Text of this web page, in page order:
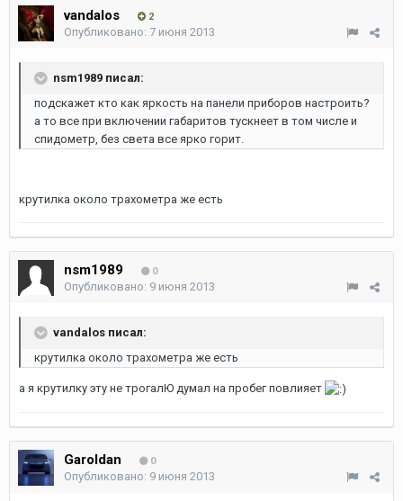
vandalos 2
Опубликовано: 7 июня 2013
nsm1989 писал:
подскажет кто как яркость на панели приборов настроить?
а то все при включении габаритов тускнеет в том числе и
спидометр, без света все ярко горит.
крутилка около трахометра же есть
nsm1989 0
Опубликовано: 9 июня 2013
vandalos писал:
крутилка около трахометра же есть
а я крутилку эту не трогалЮ думал на пробег повлияет
Garoldan 0
Опубликовано: 9 июня 2013